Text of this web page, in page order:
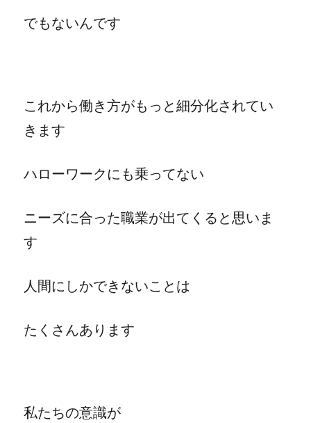
でもないんです
これから働き方がもっと細分化されてい
きます
ハローワークにも乗ってない
ニーズに合った職業が出てくると思いま
す
人間にしかできないことは
たくさんあります
私たちの意識が